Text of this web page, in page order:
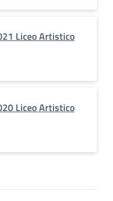
Liceo Artistico
Liceo Artistico